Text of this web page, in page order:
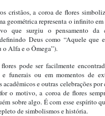
cristãos, a coroa de flores
geométrica representa o infinito
que surgiu o pensamento da
definindo Deus como “Aquele que
o Alfa e o Ômega”).
pode ser facilmente
funerais ou em momentos de
acadêmicos e outras celebrações
o motivo, a coroa de flores
sobre algo. É com esse espírito
de simbolismos e história.